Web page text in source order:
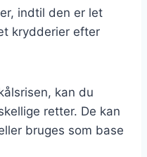
indtil den er let
krydderier efter
kan du
retter. De kan
bruges som base